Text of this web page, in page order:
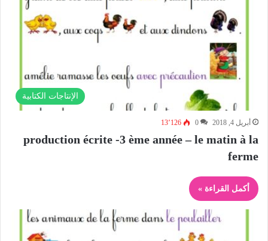
الإنتاجات الكتابية
أبريل 4, 2018 0 13٬126
production écrite -3 ème année – le matin à la
ferme
أكمل القراءة »